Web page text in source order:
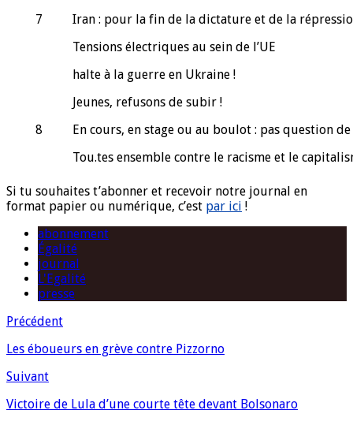
7
Iran : pour la fin de la dictature et de la
Tensions électriques au sein de l’UE
halte à la guerre en Ukraine !
8
Jeunes, refusons de subir !
En cours, en stage ou au boulot : pas question
Tou.tes ensemble contre le racisme et le
Si tu souhaites t’abonner et recevoir notre journal en
format papier ou numérique, c’est par ici !
abonnement
Égalité
journal
L'Egalité
presse
Précédent
Les éboueurs en grève contre Pizzorno
Suivant
Victoire de Lula d’une courte tête devant Bolsonaro